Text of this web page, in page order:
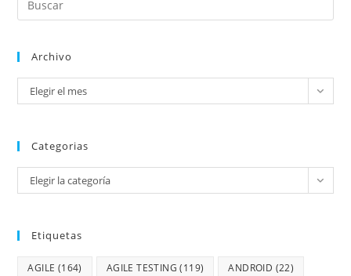
Archivo
Elegir el mes
Categorias
Elegir la categoría
Etiquetas
AGILE (164) AGILE TESTING (119) ANDROID (22)